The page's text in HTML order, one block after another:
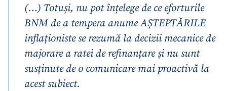
(…) Totuși, nu pot înțelege de ce eforturile
BNM de a tempera anume AȘTEPTĂRILE
inflaționiste se rezumă la decizii mecanice de
majorare a ratei de refinanțare și nu sunt
susținute de o comunicare mai proactivă la
acest subiect.